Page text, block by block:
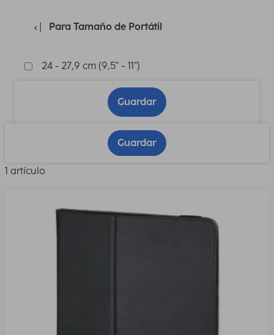
Para Tamaño de Portátil
24 - 27,9 cm (9,5" - 11")
Guardar
Guardar
1 artículo